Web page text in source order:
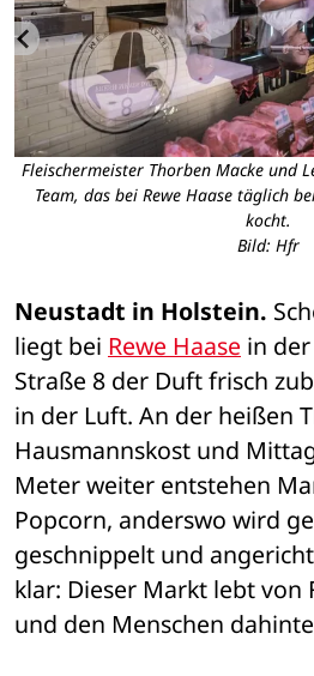
Fleischermeister Thorben Macke und
Team, das bei Rewe Haase täglich
kocht.
Bild: Hfr
Neustadt in Holstein.
liegt bei Rewe Haase in
Straße 8 der Duft frisch
in der Luft. An der heißen
Hausmannskost und
Meter weiter entstehen
Popcorn, anderswo wird
geschnippelt und
klar: Dieser Markt lebt von
und den Menschen